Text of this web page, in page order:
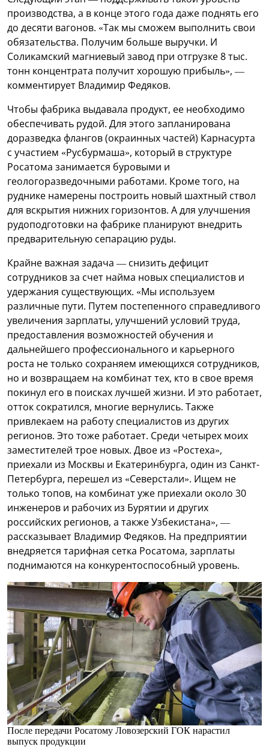
производства, а в конце этого года даже поднять его
до десяти вагонов. «Так мы сможем выполнить свои
обязательства. Получим больше выручки. И
Соликамский магниевый завод при отгрузке 8 тыс.
тонн концентрата получит хорошую прибыль», —
комментирует Владимир Федяков.
Чтобы фабрика выдавала продукт, ее необходимо
обеспечивать рудой. Для этого запланирована
доразведка флангов (окраинных частей) Карнасурта
с участием «Русбурмаша», который в структуре
Росатома занимается буровыми и
геологоразведочными работами. Кроме того, на
руднике намерены построить новый шахтный ствол
для вскрытия нижних горизонтов. А для улучшения
рудоподготовки на фабрике планируют внедрить
предварительную сепарацию руды.
Крайне важная задача — снизить дефицит
сотрудников за счет найма новых специалистов и
удержания существующих. «Мы используем
различные пути. Путем постепенного справедливого
увеличения зарплаты, улучшений условий труда,
предоставления возможностей обучения и
дальнейшего профессионального и карьерного
роста не только сохраняем имеющихся сотрудников,
но и возвращаем на комбинат тех, кто в свое время
покинул его в поисках лучшей жизни. И это работает,
отток сократился, многие вернулись. Также
привлекаем на работу специалистов из других
регионов. Это тоже работает. Среди четырех моих
заместителей трое новых. Двое из «Ростеха»,
приехали из Москвы и Екатеринбурга, один из Санкт-
Петербурга, перешел из «Северстали». Ищем не
только топов, на комбинат уже приехали около 30
инженеров и рабочих из Бурятии и других
российских регионов, а также Узбекистана», —
рассказывает Владимир Федяков. На предприятии
внедряется тарифная сетка Росатома, зарплаты
поднимаются на конкурентоспособный уровень.
После передачи Росатому Ловозерский ГОК нарастил
выпуск продукции